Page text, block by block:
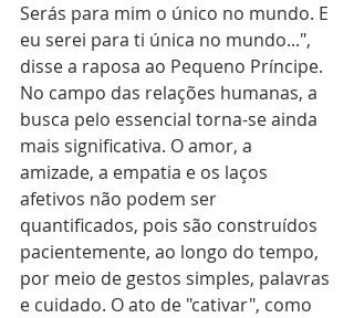
Serás para mim o único no mundo. E
eu serei para ti única no mundo...",
disse a raposa ao Pequeno Príncipe.
No campo das relações humanas, a
busca pelo essencial torna-se ainda
mais significativa. O amor, a
amizade, a empatia e os laços
afetivos não podem ser
quantificados, pois são construídos
pacientemente, ao longo do tempo,
por meio de gestos simples, palavras
e cuidado. O ato de "cativar", como